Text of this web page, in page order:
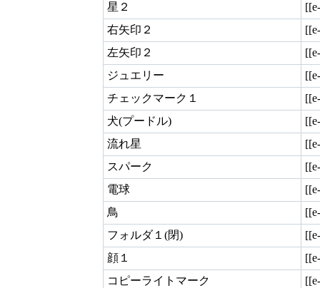
星２
右矢印２
左矢印２
ジュエリー
チェックマーク１
犬(プードル)
流れ星
スパーク
電球
鳥
フォルダ１(閉)
顔１
コピーライトマーク